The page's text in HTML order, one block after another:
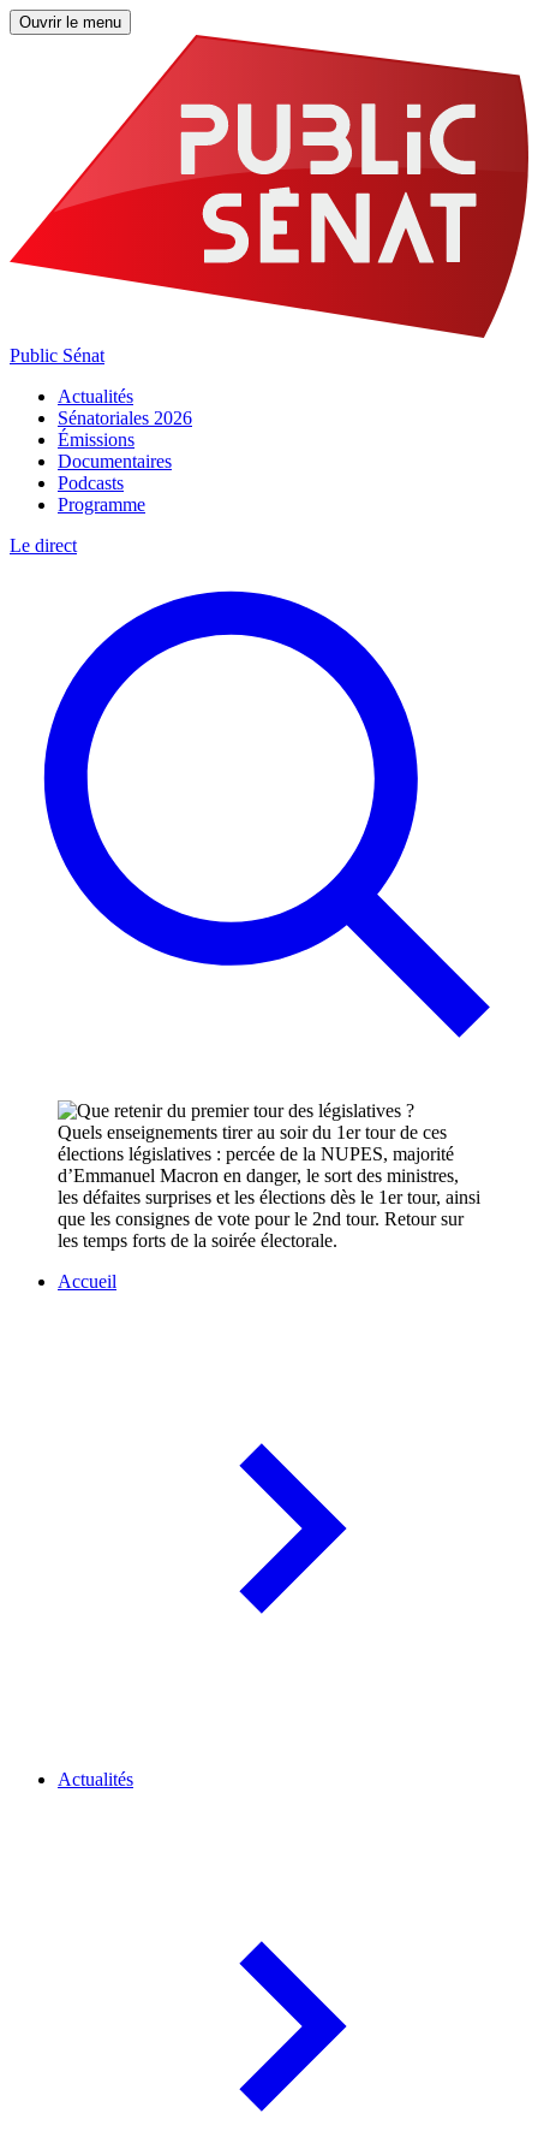
Ouvrir le menu
Public Sénat
Actualités
Sénatoriales 2026
Émissions
Documentaires
Podcasts
Programme
Le direct
Quels enseignements tirer au soir du 1er tour de ces
élections législatives : percée de la NUPES, majorité
d’Emmanuel Macron en danger, le sort des ministres,
les défaites surprises et les élections dès le 1er tour, ainsi
que les consignes de vote pour le 2nd tour. Retour sur
les temps forts de la soirée électorale.
Accueil
Actualités